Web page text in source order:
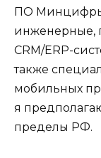
ПО Минцифры
инженерные,
CRM/ERP-
также
мобильных
я
пределы РФ.